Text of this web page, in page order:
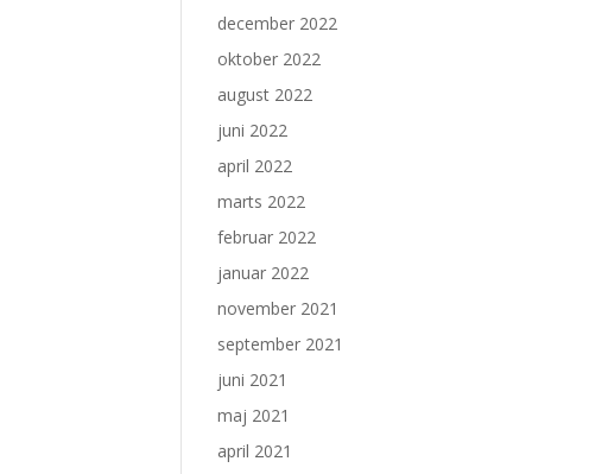
december 2022
oktober 2022
august 2022
juni 2022
april 2022
marts 2022
februar 2022
januar 2022
november 2021
september 2021
juni 2021
maj 2021
april 2021